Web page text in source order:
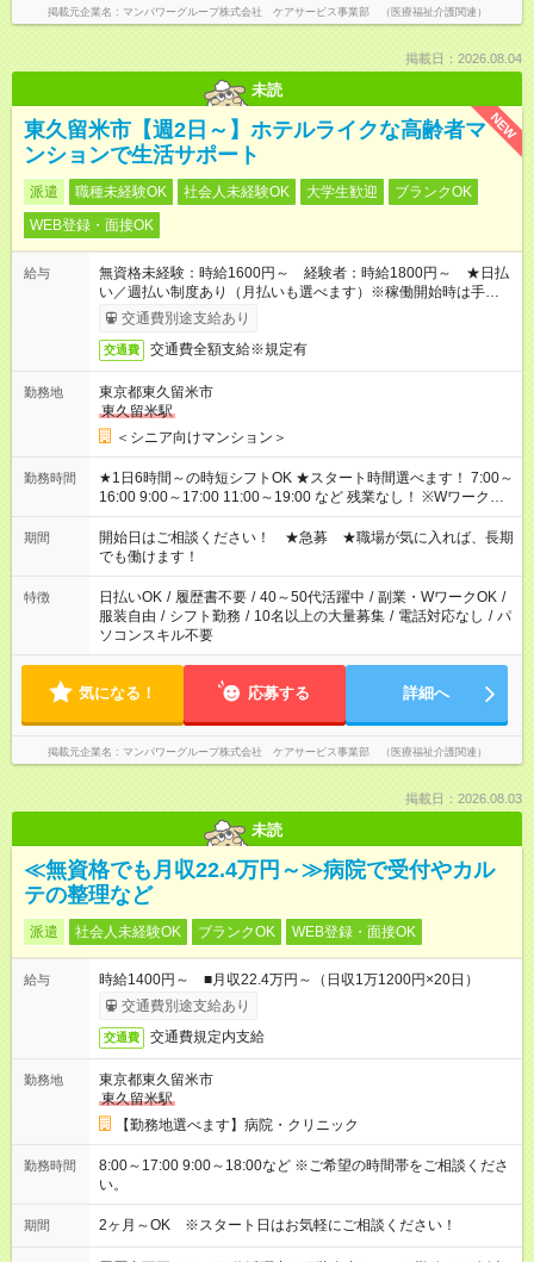
掲載元企業名 マンパワーグループ株式会社 ケアサービス事業部 （医療福祉介護関連）
掲載日：2026.08.04
未読
NEW
東久留米市【週2日～】ホテルライクな高齢者マ
ンションで生活サポート
派遣 職種未経験OK 社会人未経験OK 大学生歓迎
ブランクOK
WEB登録・面接OK
給与
無資格未経験：時給1600円～ 経験者：時給1800円～ ★日払
い／週払い制度あり（月払いも選べます）※稼働開始時は手続き
完了次第のお支払いとなります。
交通費別途支給あり
交通費 交通費全額支給※規定有
勤務地
東京都東久留米市
東久留米駅
＜シニア向けマンション＞
勤務時間
★1日6時間～の時短シフトOK ★スタート時間選べます！ 7:00～
16:00 9:00～17:00 11:00～19:00 など 残業なし！ ※Wワークの
場合、他のお仕事と合わせ週40時間超の就業はご案内できませ
ん ※法令に基づき、週20時間以上勤務は社会保険への加入対象
となります ※労働者派遣法（日雇い派遣の原則禁止）により、
短時間・短期間の就業はご案内が難しい場合があります
期間
開始日はご相談ください！ ★急募 ★職場が気に入れば、長期
でも働けます！
特徴 日払いOK / 履歴書不要 / 40～50代活躍中 / 副業・WワークOK /
服装自由 / シフト勤務 / 10名以上の大量募集 / 電話対応なし / パ
ソコンスキル不要
気になる！ 応募する 詳細へ
掲載元企業名 マンパワーグループ株式会社 ケアサービス事業部 （医療福祉介護関連）
掲載日：2026.08.03
未読
≪無資格でも月収22.4万円～≫病院で受付やカル
テの整理など
派遣 社会人未経験OK ブランクOK WEB登録・面接OK
給与
時給1400円～ ■月収22.4万円～（日収1万1200円×20日）
交通費別途支給あり
交通費 交通費規定内支給
勤務地
東京都東久留米市
東久留米駅
【勤務地選べます】病院・クリニック
勤務時間
8:00～17:00 9:00～18:00など ※ご希望の時間帯をご相談くださ
い。
期間 2ヶ月～OK ※スタート日はお気軽にご相談ください！